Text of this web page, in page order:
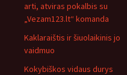
arti, atviras pokalbis su
„Vezam123.lt“ komanda
Kaklaraištis ir šiuolaikinis jo
vaidmuo
Kokybiškos vidaus durys